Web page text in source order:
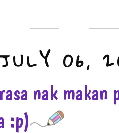
06,
nak makan
:p)